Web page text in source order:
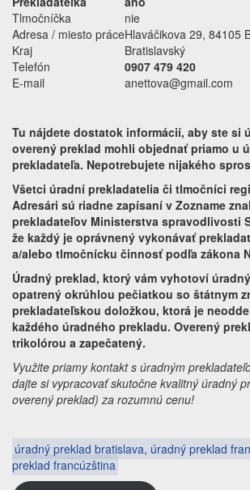
Tlmočníčka
nie
Adresa / miesto práceHlaváčikova 29, 84105
Kraj
Bratislavský
Telefón
0907 479 420
E-mail
anettova@gmail.com
Tu nájdete dostatok informácií, aby ste si
overený preklad mohli objednať priamo u
prekladateľa. Nepotrebujete nijakého
Všetci úradní prekladatelia či tlmočníci
Adresári sú riadne zapísaní v Zozname
prekladateľov Ministerstva spravodlivosti
že každý je oprávnený vykonávať
a/alebo tlmočnícku činnosť podľa zákona
Úradný preklad, ktorý vám vyhotoví
opatrený okrúhlou pečiatkou so štátnym
prekladateľskou doložkou, ktorá je
každého úradného prekladu. Overený
trikolórou a zapečatený.
Využite priamy kontakt s úradným
dajte si vypracovať skutočne kvalitný úradný
overený preklad) za rozumnú cenu!
úradný preklad bratislava, úradný preklad
preklad francúzština